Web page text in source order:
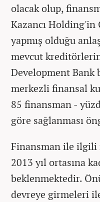
olacak olup,
Kazancı Holding'in
yapmış olduğu
mevcut
Development Bank
merkezli finansal
85 finansman -
göre sağlanması
Finansman ile ilgili
2013 yıl ortasına
beklenmektedir.
devreye girmeleri